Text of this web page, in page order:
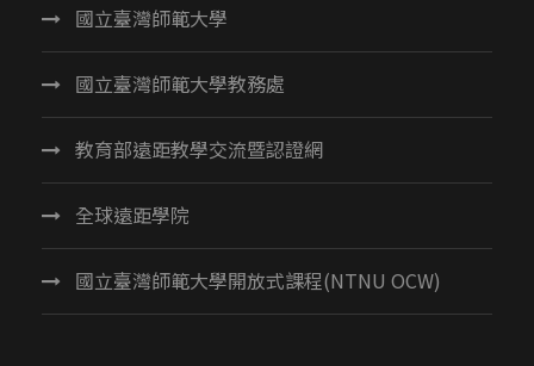
國立臺灣師範大學
國立臺灣師範大學教務處
教育部遠距教學交流暨認證網
全球遠距學院
國立臺灣師範大學開放式課程(NTNU OCW)